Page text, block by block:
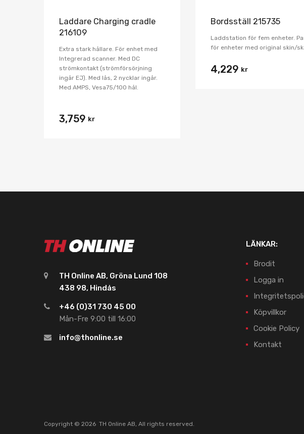
Laddare Charging cradle
216109
Extra stark hållare. För enhet med
Integrerad scanner. Med DC
strömkontakt (strömförsörjning
ingår EJ). Med lås, 2 nycklar ingår.
Med AMPS, Vesa75/100 hål.
3,759 kr
Bordsställ 215735
Laddstation för fem enheter.
för enheter med original skin/
4,229 kr
TH Online AB, Gröna Lund 108
438 98, Hindås
+46 (0)31 730 45 00
Mån-Fre 9:00 till 16:00
info@thonline.se
LÄNKAR:
Brodit
Logga in
Köpvillkor
Cookie Policy
Kontakt
Copyright © 2026 TH Online AB, All rights reserved.